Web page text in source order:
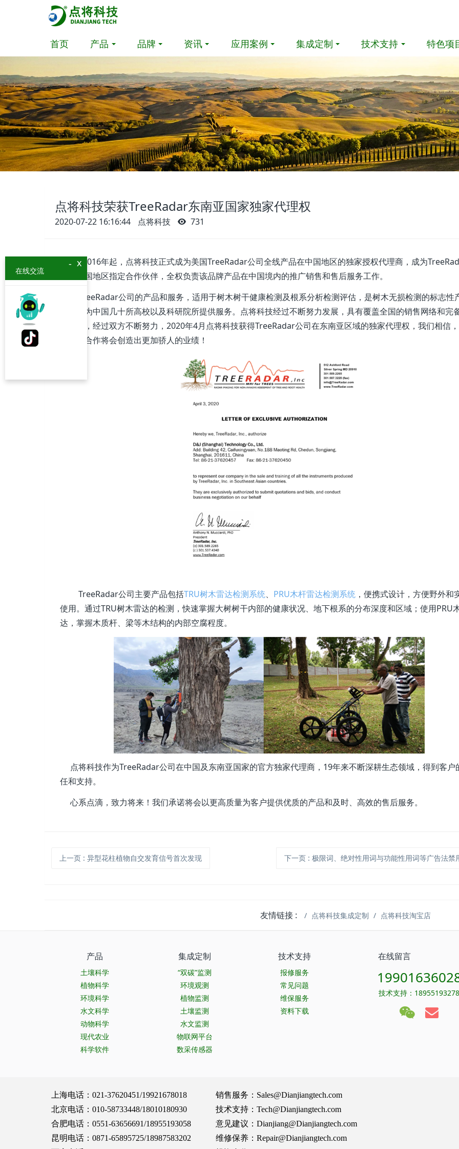
首页 产品 品牌 资讯 应用案例 集成定制 技术支持 特色项
点将科技荣获TreeRadar东南亚国家独家代理权
2020-07-22 16:16:44 点将科技 731
自2016年起，点将科技正式成为美国TreeRadar公司全线产品在中国地区的独家授权代理商，成为
司在中国地区指定合作伙伴，全权负责该品牌产品在中国境内的推广销售和售后服务工作。
TreeRadar公司的产品和服务，适用于树木树干健康检测及根系分析检测评估，是树木无损检测的标志性
品，已为中国几十所高校以及科研院所提供服务。点将科技经过不断努力发展，具有覆盖全国的销售网络和完
术支持，经过双方不断努力，2020年4月点将科技获得TreeRadar公司在东南亚区域的独家代理权，我们相信
的强强合作将会创造出更加骄人的业绩！
TreeRadar公司主要产品包括TRU树木雷达检测系统、 PRU木杆雷达检测系统 ，便携式设计，方便野外和
使用。通过TRU树木雷达的检测，快速掌握大树树干内部的健康状况、地下根系的分布深度和区域；使用PRU
达，掌握木质杆、梁等木结构的内部空腐程度。
点将科技作为TreeRadar公司在中国及东南亚国家的官方独家代理商，19年来不断深耕生态领域，得到客户
任和支持。
心系点滴，致力将来！我们承诺将会以更高质量为客户提供优质的产品和及时、高效的售后服务。
上一页 : 异型花柱植物自交发育信号首次发现 下一页 : 极限词、绝对性用词与功能性用词等广告法禁用词失效及免
友情链接 : 点将科技集成定制 点将科技淘宝店
产品
土壤科学
植物科学
环境科学
水文科学
动物科学
现代农业
科学软件
集成定制
“双碳”监测
环境观测
植物监测
土壤监测
水文监测
物联网平台
数采传感器
技术支持
报修服务
常见问题
维保服务
资料下载
在线留言
技术支持：18955193278
上海电话：021-37620451/19921678018 销售服务：Sales@Dianjiangtech.com
北京电话：010-58733448/18010180930 技术支持：Tech@Dianjiangtech.com
合肥电话：0551-63656691/18955193058 意见建议：Dianjiang@Dianjiangtech.com
昆明电话：0871-65895725/18987583202 维修保养：Repair@Dianjiangtech.com
x
-
在线交流